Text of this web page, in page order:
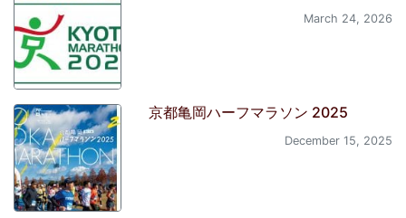
March 24, 2026
京都亀岡ハーフマラソン 2025
December 15, 2025